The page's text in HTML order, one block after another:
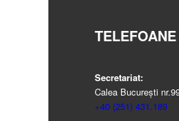
Secretariat:
Calea București
+40 (251) 431.189